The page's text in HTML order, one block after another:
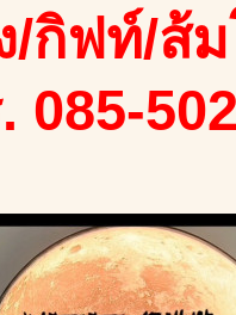
/กิฟท์/ส้
085-